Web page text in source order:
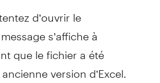
d’ouvrir le
s’affiche à
que le fichier a été
version d’Excel.